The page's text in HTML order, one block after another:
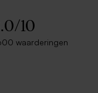
/10
waarderingen